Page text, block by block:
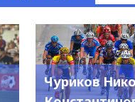
Чуриков